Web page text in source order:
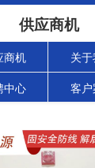
供应商机
商机 关于
中心 客户